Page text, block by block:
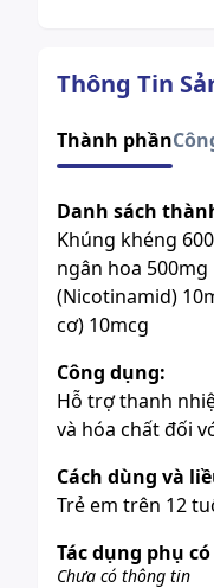
Thông Tin
Thành phần
Danh sách
Khúng khéng
ngân hoa
(Nicotinamid)
cơ) 10mcg
Công dụng:
Hỗ trợ thanh
và hóa chất đối
Cách dùng và
Trẻ em trên 12
Tác dụng phụ
Chưa có thông tin